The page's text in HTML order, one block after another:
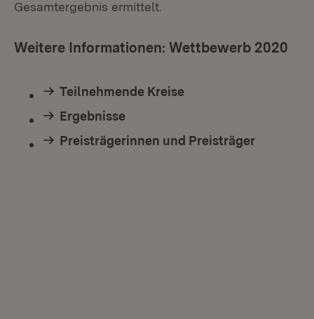
Gesamtergebnis ermittelt.
Weitere Informationen: Wettbewerb 2020
Teilnehmende Kreise
Ergebnisse
Preisträgerinnen und Preisträger